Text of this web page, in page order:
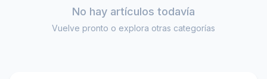
No hay artículos todavía
Vuelve pronto o explora otras categorías